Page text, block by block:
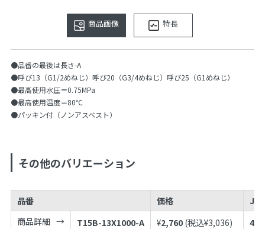
商品画像 特長
●品番の最後は長さ-A
●呼び13（G1/2めねじ）呼び20（G3/4めねじ）呼び25（G1めねじ）
●最高使用水圧＝0.75MPa
●最高使用温度＝80℃
●パッキン付（ノンアスベスト）
その他のバリエーション
品番 価格
商品詳細
T15B-13X1000-A ¥2,760 (税込¥3,036)